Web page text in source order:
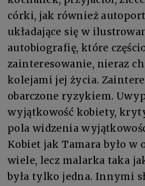
córki, jak również
układające się w
autobiografię, które
zainteresowanie, nieraz
kolejami jej życia.
obarczone ryzykiem.
wyjątkowość kobiety,
pola widzenia
Kobiet jak Tamara było w
wiele, lecz malarka taka
była tylko jedna. Innymi